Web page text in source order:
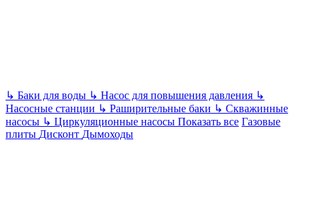
↳ Баки для воды ↳ Насос для повышения давления ↳
Насосные станции ↳ Раширительные баки ↳ Скважинные
насосы ↳ Циркуляционные насосы Показать все Газовые
плиты Дисконт Дымоходы